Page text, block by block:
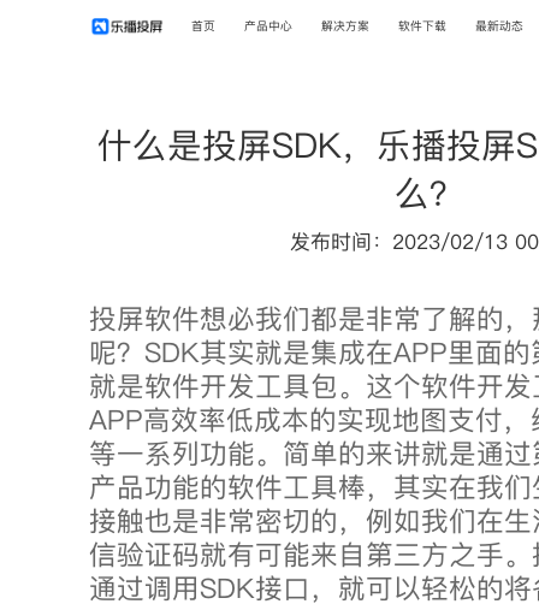
首页 产品中心 解决方案 软件下载 最新动态
什么是投屏SDK，乐播投屏
么？
发布时间：2023/02/13
投屏软件想必我们都是非常了解的
呢？SDK其实就是集成在APP里面
就是软件开发工具包。这个软件开
APP高效率低成本的实现地图支付
等一系列功能。简单的来讲就是通
产品功能的软件工具棒，其实在我
接触也是非常密切的，例如我们在
信验证码就有可能来自第三方之手
通过调用SDK接口，就可以轻松的